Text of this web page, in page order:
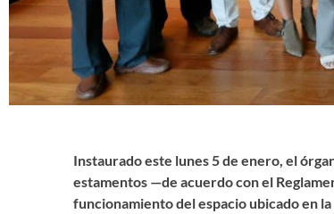
Instaurado este lunes 5 de enero, el
estamentos —de acuerdo con el
funcionamiento del espacio ubicado en